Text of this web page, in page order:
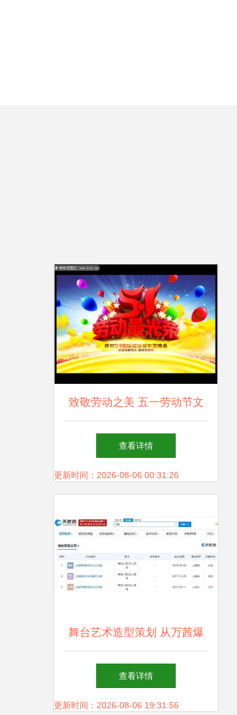
致敬劳动之美 五一劳动节文
艺晚会舞台背景设计与艺术造
型策划
查看详情
更新时间：2026-08-06 00:31:26
舞台艺术造型策划 从万茜爆
红看艺术造型与商业成功的融
合
查看详情
更新时间：2026-08-06 19:31:56